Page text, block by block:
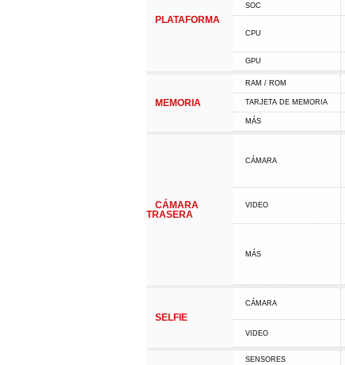
PLATAFORMA
SOC
CPU
GPU
MEMORIA
RAM / ROM
TARJETA DE MEMORIA
MÁS
CÁMARA
TRASERA
CÁMARA
VIDEO
MÁS
SELFIE
CÁMARA
VIDEO
SENSORES